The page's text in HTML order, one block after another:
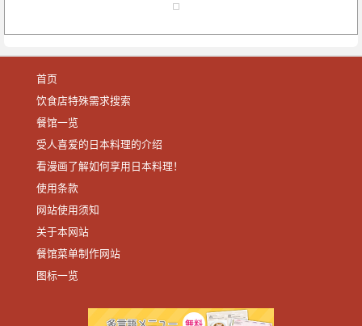
首页
饮食店特殊需求搜索
餐馆一览
受人喜爱的日本料理的介绍
看漫画了解如何享用日本料理！
使用条款
网站使用须知
关于本网站
餐馆菜单制作网站
图标一览